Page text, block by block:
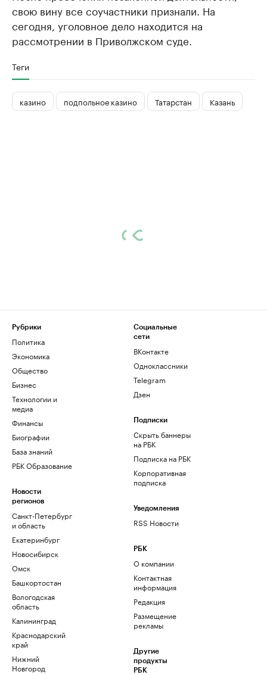
свою вину все соучастники признали. На
сегодня, уголовное дело находится на
рассмотрении в Приволжском суде.
Теги
казино подпольное казино Татарстан Казань
Рубрики
Политика
Экономика
Общество
Бизнес
Технологии и
медиа
Финансы
Биографии
База знаний
РБК Образование
Новости
регионов
Санкт-Петербург
и область
Екатеринбург
Новосибирск
Омск
Башкортостан
Вологодская
область
Калининград
Краснодарский
край
Нижний
Новгород
Социальные
сети
ВКонтакте
Одноклассники
Telegram
Дзен
Подписки
Скрыть баннеры
на РБК
Подписка на РБК
Корпоративная
подписка
Уведомления
RSS Новости
РБК
О компании
Контактная
информация
Редакция
Размещение
рекламы
Другие
продукты
РБК